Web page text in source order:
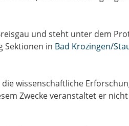
und steht unter dem
Sektionen in Bad Krozingen/
wissenschaftliche
Zwecke veranstaltet er